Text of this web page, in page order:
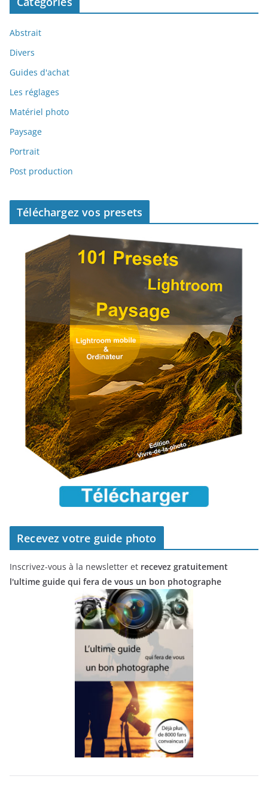
Abstrait
Divers
Guides d'achat
Les réglages
Matériel photo
Paysage
Portrait
Post production
Téléchargez vos presets
Recevez votre guide photo
Inscrivez-vous à la newsletter et recevez gratuitement
l'ultime guide qui fera de vous un bon photographe